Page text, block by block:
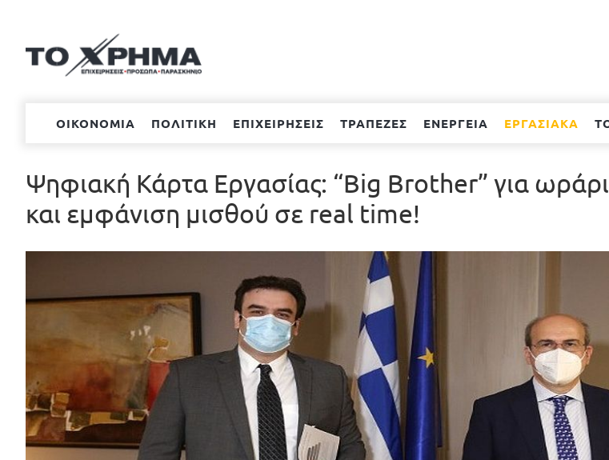
περιεχόμενο
ΟΙΚΟΝΟΜΙΑ ΠΟΛΙΤΙΚΗ ΕΠΙΧΕΙΡΗΣΕΙΣ ΤΡΑΠΕΖΕΣ ΕΝΕΡΓΕΙΑ ΕΡΓΑΣΙΑΚΑ
Ψηφιακή Κάρτα Εργασίας: “Big Brother” για
και εμφάνιση μισθού σε real time!
εικόνας